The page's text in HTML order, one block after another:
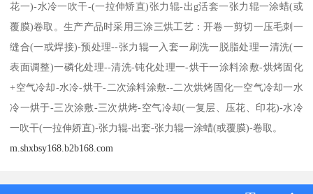
花一)-水冷一吹干-(一拉伸矫直)张力辊-出g活套一张力辊一涂蜡(或
覆膜)卷取。生产产品时采用三涂三烘工艺：开卷一剪切一压毛刺一
缝合(一或焊接)-预处理--张力辊一入套一刷洗一脱脂处理一清洗(一
表面调整)一磷化处理--清洗-钝化处理一-烘干一涂料涂敷-烘烤固化
+空气冷却-水冷-烘干-二次涂料涂敷--二次烘烤固化一空气冷却一水
冷一烘于-三次涂敷-三次烘烤-空气冷却(一复层、压花、印花)-水冷
一吹干(一拉伸娇直)-张力辊-出套-张力辊一涂蜡(或覆膜)-卷取。
m.shxbsy168.b2b168.com